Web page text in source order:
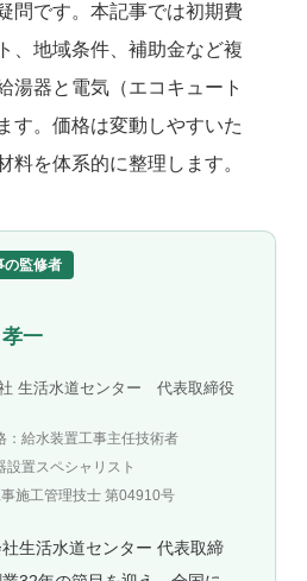
問です。本記事では初期費
、地域条件、補助金など複
湯器と電気（エコキュート
す。価格は変動しやすいた
料を体系的に整理します。
の監修者
一
生活水道センター 代表取締役
：給水装置工事主任技術者
設置スペシャリスト
施工管理技士 第04910号
生活水道センター 代表取締